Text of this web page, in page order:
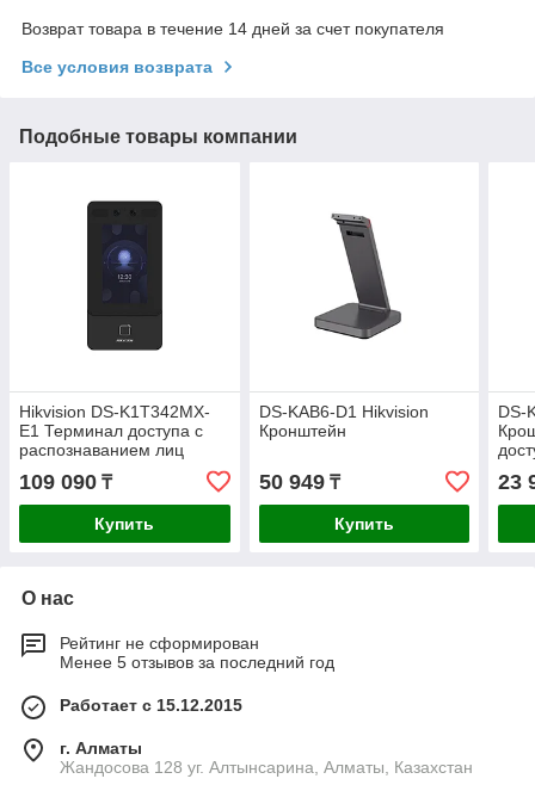
Возврат товара в течение 14 дней за счет покупателя
Все условия возврата
Подобные товары компании
Hikvision DS-K1T342MX-
E1 Терминал доступа с
распознаванием лиц
109 090 ₸
Купить
DS-KAB6-D1 Hikvision
Кронштейн
50 949₸
Купить
DS-
23
О нас
Рейтинг не сформирован
Менее 5 отзывов за последний год
Работает с 15.12.2015
г. Алматы
Жандосова 128 уг. Алтынсарина, Алматы, Казахстан